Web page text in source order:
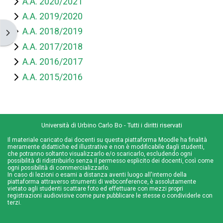
Ouvrir le tiroir des blocs
A.A. 2019/2020
A.A. 2018/2019
A.A. 2017/2018
A.A. 2016/2017
A.A. 2015/2016
Università di Urbino Carlo Bo - Tutti i diritti riservati
Il materiale caricato dai docenti su questa piattaforma Moodle ha finalità
meramente didattiche ed illustrative e non è modificabile dagli studenti,
che potranno soltanto visualizzarlo e/o scaricarlo, escludendo ogni
possibilità di ridistribuirlo senza il permesso esplicito dei docenti, così come
ogni possibilità di commercializzarlo.
In caso di lezioni o esami a distanza aventi luogo all'interno della
piattaforma attraverso strumenti di webconference, è assolutamente
vietato agli studenti scattare foto ed effettuare con mezzi propri
registrazioni audiovisive come pure pubblicare le stesse o condividerle con
terzi.